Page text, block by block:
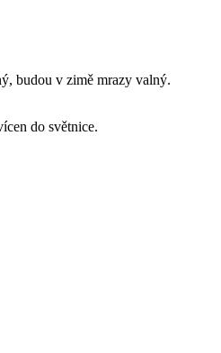
budou v zimě mrazy valný.
do světnice.